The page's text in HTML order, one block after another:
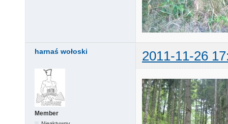
harnaś wołoski 2011-11-26
Member